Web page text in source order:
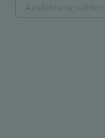
Ausführung wählen